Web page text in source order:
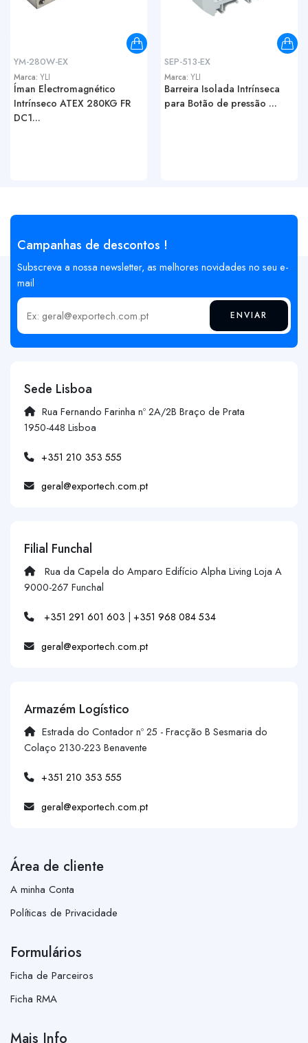
YM-280W-EX
Marca: YLI
Íman Electromagnético
Intrínseco ATEX 280KG FR
DC1...
SEP-513-EX
Marca: YLI
Barreira Isolada Intrínseca
para Botão de pressão ...
Campanhas de descontos !
Subscreva a nossa newsletter, as melhores novidades no seu e-
mail
Insira o seu email ENVIAR
Sede Lisboa
Rua Fernando Farinha nº 2A/2B Braço de Prata
1950-448 Lisboa
+351 210 353 555
geral@exportech.com.pt
Filial Funchal
Rua da Capela do Amparo Edifício Alpha Living Loja A
9000-267 Funchal
+351 291 601 603 | +351 968 084 534
geral@exportech.com.pt
Armazém Logístico
Estrada do Contador nº 25 - Fracção B Sesmaria do
Colaço 2130-223 Benavente
+351 210 353 555
geral@exportech.com.pt
Área de cliente
A minha Conta
Políticas de Privacidade
Formulários
Ficha de Parceiros
Ficha RMA
Mais Info